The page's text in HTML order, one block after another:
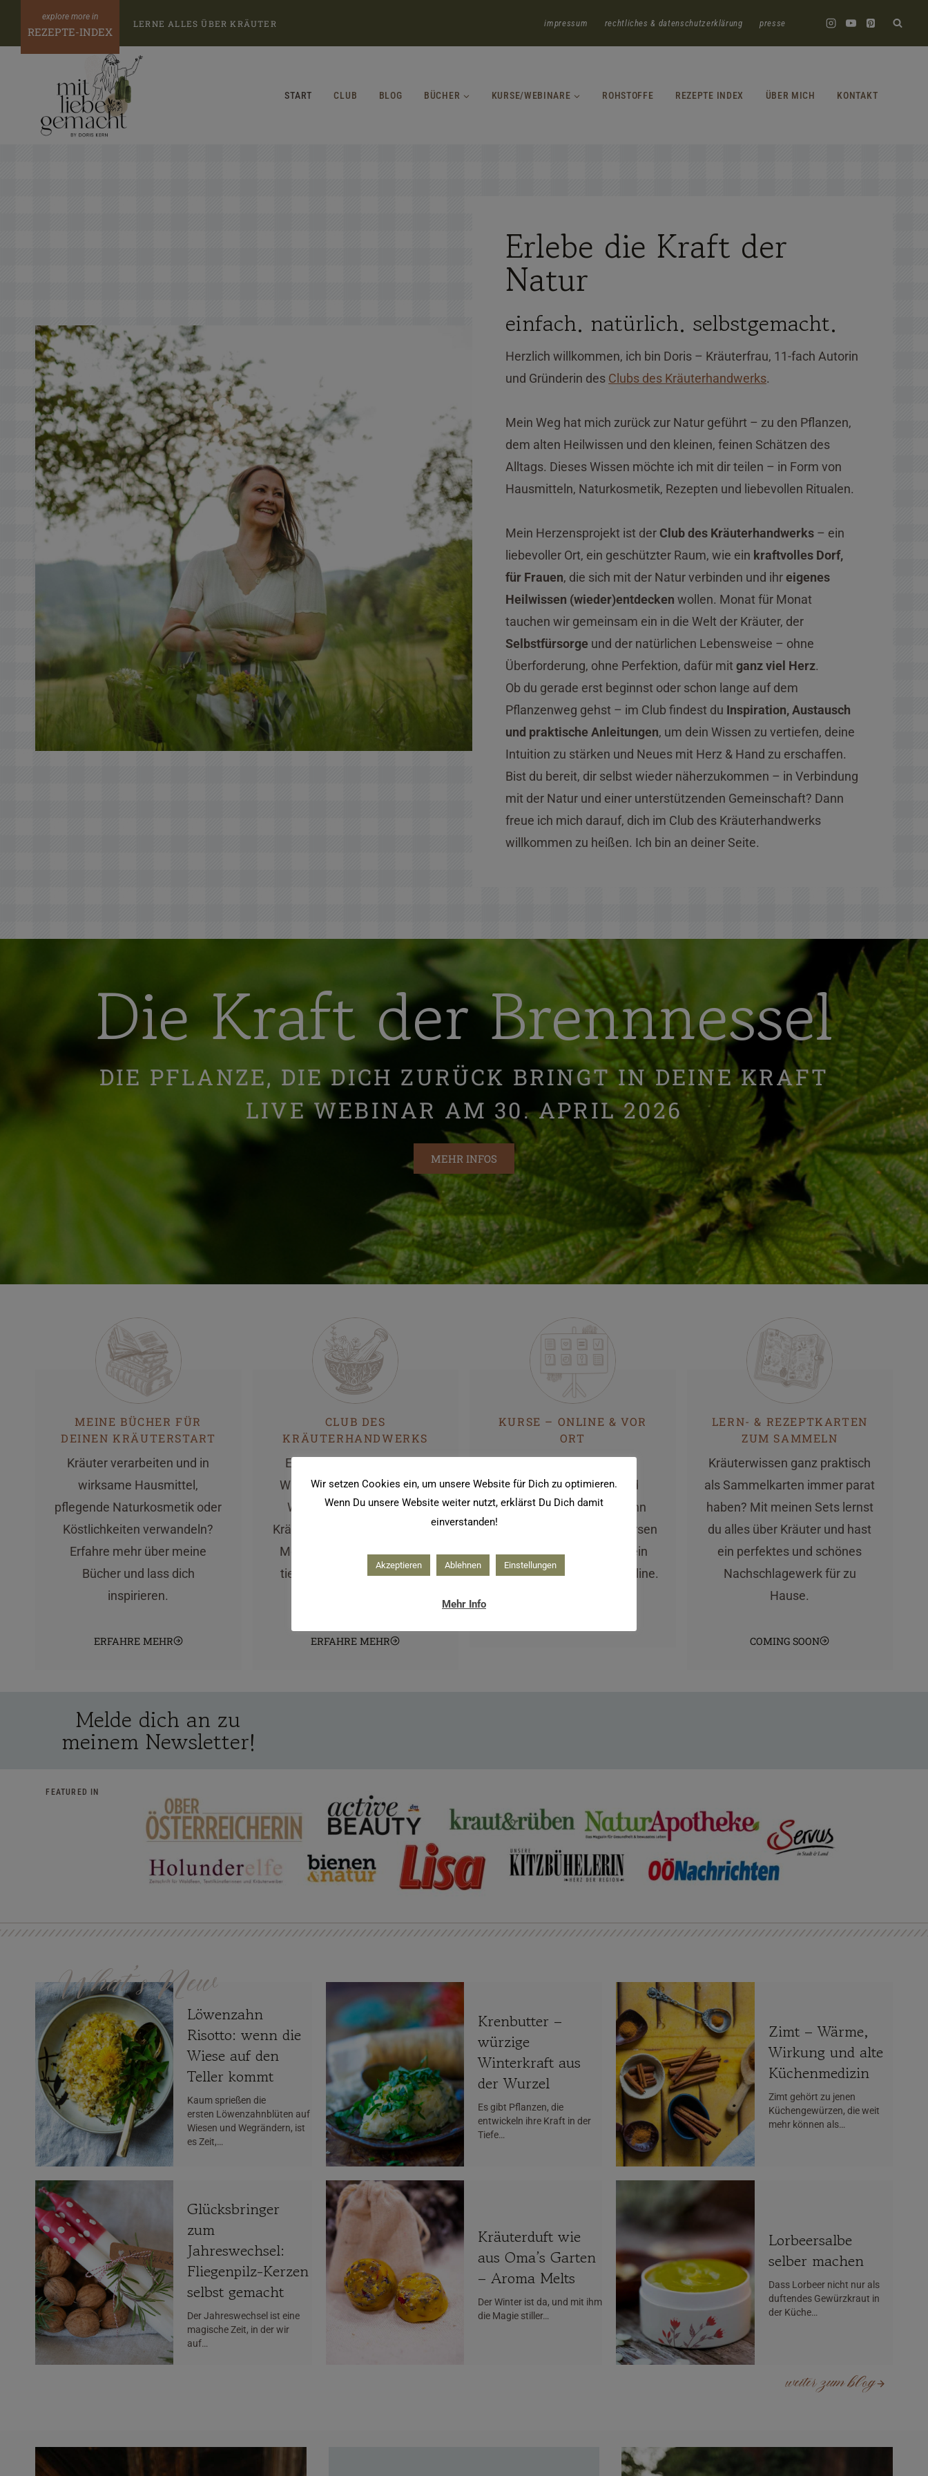
Inhalt
springen
REZEPTE-INDEX
LERNE ALLES ÜBER KRÄUTER impressum rechtliches & datenschutzerklärung presse
START CLUB BLOG BÜCHER KURSE/WEBINARE ROHSTOFFE REZEPTE INDEX ÜBER MICH KONTAKT
Erlebe die Kraft der
Natur
einfach. natürlich. selbstgemacht.
Herzlich willkommen, ich bin Doris – Kräuterfrau, 11-fach Autorin
und Gründerin des Clubs des Kräuterhandwerks.
Mein Weg hat mich zurück zur Natur geführt – zu den Pflanzen,
dem alten Heilwissen und den kleinen, feinen Schätzen des
Alltags. Dieses Wissen möchte ich mit dir teilen – in Form von
Hausmitteln, Naturkosmetik, Rezepten und liebevollen Ritualen.
Mein Herzensprojekt ist der Club des Kräuterhandwerks – ein
liebevoller Ort, ein geschützter Raum, wie ein kraftvolles Dorf,
für Frauen, die sich mit der Natur verbinden und ihreigenes
Heilwissen (wieder)entdecken wollen. Monat für Monat
tauchen wir gemeinsam ein in die Welt der Kräuter, der
Selbstfürsorge und der natürlichen Lebensweise – ohne
Überforderung, ohne Perfektion, dafür mitganz viel Herz.
Ob du gerade erst beginnst oder schon lange auf dem
Pflanzenweg gehst – im Club findest du Inspiration, Austausch
und praktische Anleitungen, um dein Wissen zu vertiefen, deine
Intuition zu stärken und Neues mit Herz & Hand zu erschaffen.
Bist du bereit, dir selbst wieder näherzukommen – in Verbindung
mit der Natur und einer unterstützenden Gemeinschaft? Dann
freue ich mich darauf, dich im Club des Kräuterhandwerks
willkommen zu heißen. Ich bin an deiner Seite.
Die Kraft der Brennnessel
DIE PFLANZE, DIE DICH ZURÜCK BRINGT IN DEINE KRAFT
LIVE WEBINAR AM 30. APRIL 2026
MEHR INFOS
MEINE BÜCHER FÜR
DEINEN KRÄUTERSTART
Kräuter verarbeiten und in
wirksame Hausmittel,
pflegende Naturkosmetik oder
Köstlichkeiten verwandeln?
Erfahre mehr über meine
Bücher und lass dich
inspirieren.
ERFAHRE MEHR
CLUB DES
KRÄUTERHANDWERKS
Ein Ort für Frauen, die ihre
Wurzeln stärken wollen. Mit
Wissen, das nährt – über
Kräuter, Rituale und Heilkunst.
Monat für Monat wächst du
tiefer hinein in deine eigene
ERFAHRE MEHR
KURSE – ONLINE & VOR
ORT
bestimmtes Thema und
Kräuter mehr lernen? Dann
lade ich dich zu meinen Kursen
herzlich ein. Entdecke mein
Kursprogramm vor Ort & online.
LERN- & REZEPTKARTEN
ZUM SAMMELN
Kräuterwissen ganz praktisch
als Sammelkarten immer parat
haben? Mit meinen Sets lernst
du alles über Kräuter und hast
ein perfektes und schönes
Nachschlagewerk für zu
Hause.
COMING SOON
Melde dich an zu
meinem Newsletter!
FEATURED IN
What’s New
Löwenzahn
Risotto: wenn die
Wiese auf den
Teller kommt
Kaum sprießen die
ersten Löwenzahnblüten auf
Wiesen und Wegrändern, ist
es Zeit,…
Krenbutter –
würzige
Winterkraft aus
der Wurzel
Es gibt Pflanzen, die
entwickeln ihre Kraft in der
Tiefe…
Zimt – Wärme,
Wirkung und alte
Küchenmedizin
Zimt gehört zu jenen
Küchengewürzen, die weit
mehr können als…
Glücksbringer
zum
Jahreswechsel:
Fliegenpilz-Kerzen
selbst gemacht
Der Jahreswechsel ist eine
magische Zeit, in der wir
auf…
Kräuterduft wie
aus Oma’s Garten
– Aroma Melts
Der Winter ist da, und mit ihm
die Magie stiller…
Lorbeersalbe
selber machen
Dass Lorbeer nicht nur als
duftendes Gewürzkraut in
der Küche…
weiter zum blog
Wir setzen Cookies ein, um unsere Website für Dich zu optimieren.
Wenn Du unsere Website weiter nutzt, erklärst Du Dich damit
einverstanden!
Akzeptieren Ablehnen Einstellungen
Mehr Info